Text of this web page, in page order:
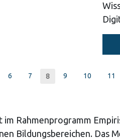
Page
6 Page
7
Current
8 Page
9 Page
10 Page
11
Rahmenprogramm
Bildungsbereichen. Das